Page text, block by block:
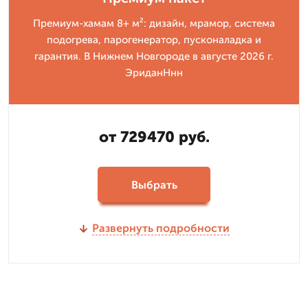
Премиум-хамам 8+ м²: дизайн, мрамор, система
подогрева, парогенератор, пусконаладка и
гарантия. В Нижнем Новгороде в августе 2026 г.
ЭриданНнн
от 729470 руб.
Выбрать
Развернуть подробности